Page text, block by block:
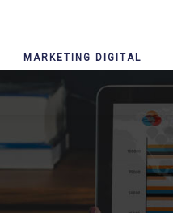
MARKETING DIGITAL